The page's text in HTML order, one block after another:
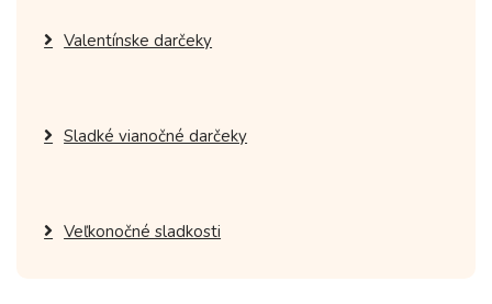
Valentínske darčeky
Sladké vianočné darčeky
Veľkonočné sladkosti